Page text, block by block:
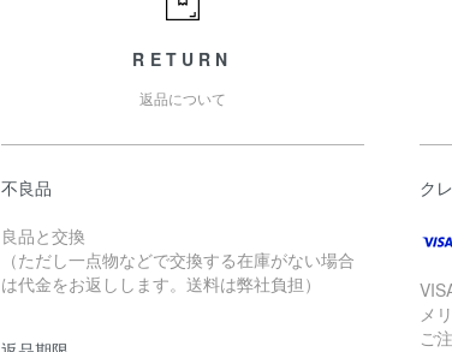
RETURN
返品について
不良品
良品と交換
（ただし一点物などで交換する在庫がない場合
は代金をお返しします。送料は弊社負担）
ク
メ
ご